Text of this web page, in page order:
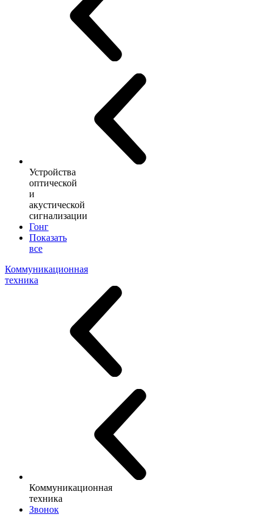
Устройства
оптической
и
акустической
сигнализации
Гонг
Показать
все
Коммуникационная
техника
Коммуникационная
техника
Звонок